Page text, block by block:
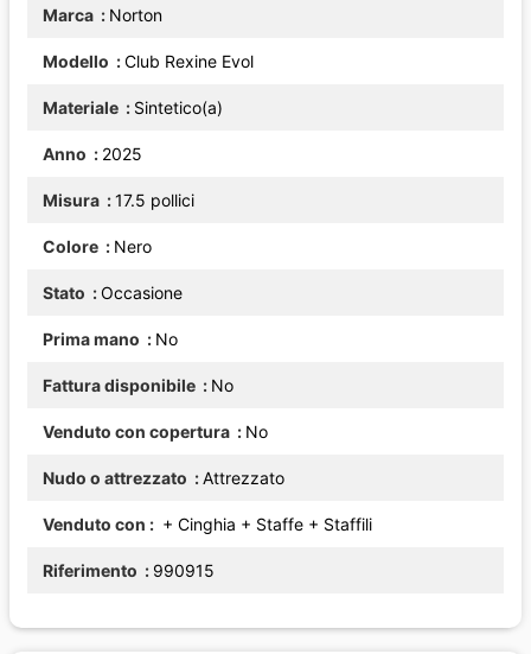
Marca Norton
Modello Club Rexine Evol
Materiale Sintetico(a)
Anno 2025
Misura 17.5 pollici
Colore Nero
Stato Occasione
Prima mano No
Fattura disponibile No
Venduto con copertura No
Nudo o attrezzato Attrezzato
Venduto con + Cinghia + Staffe + Staffili
Riferimento 990915